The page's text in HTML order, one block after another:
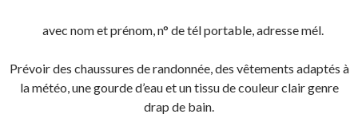
avec nom et prénom, n° de tél portable, adresse mél.
Prévoir des chaussures de randonnée, des vêtements adaptés à
la météo, une gourde d’eau et un tissu de couleur clair genre
drap de bain.